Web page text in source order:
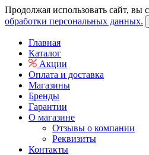
Продолжая использовать сайт, вы
обработки персональных данных.
Главная
Каталог
Акции
Оплата и доставка
Магазины
Бренды
Гарантии
О магазине
Отзывы о компании
Реквизиты
Контакты